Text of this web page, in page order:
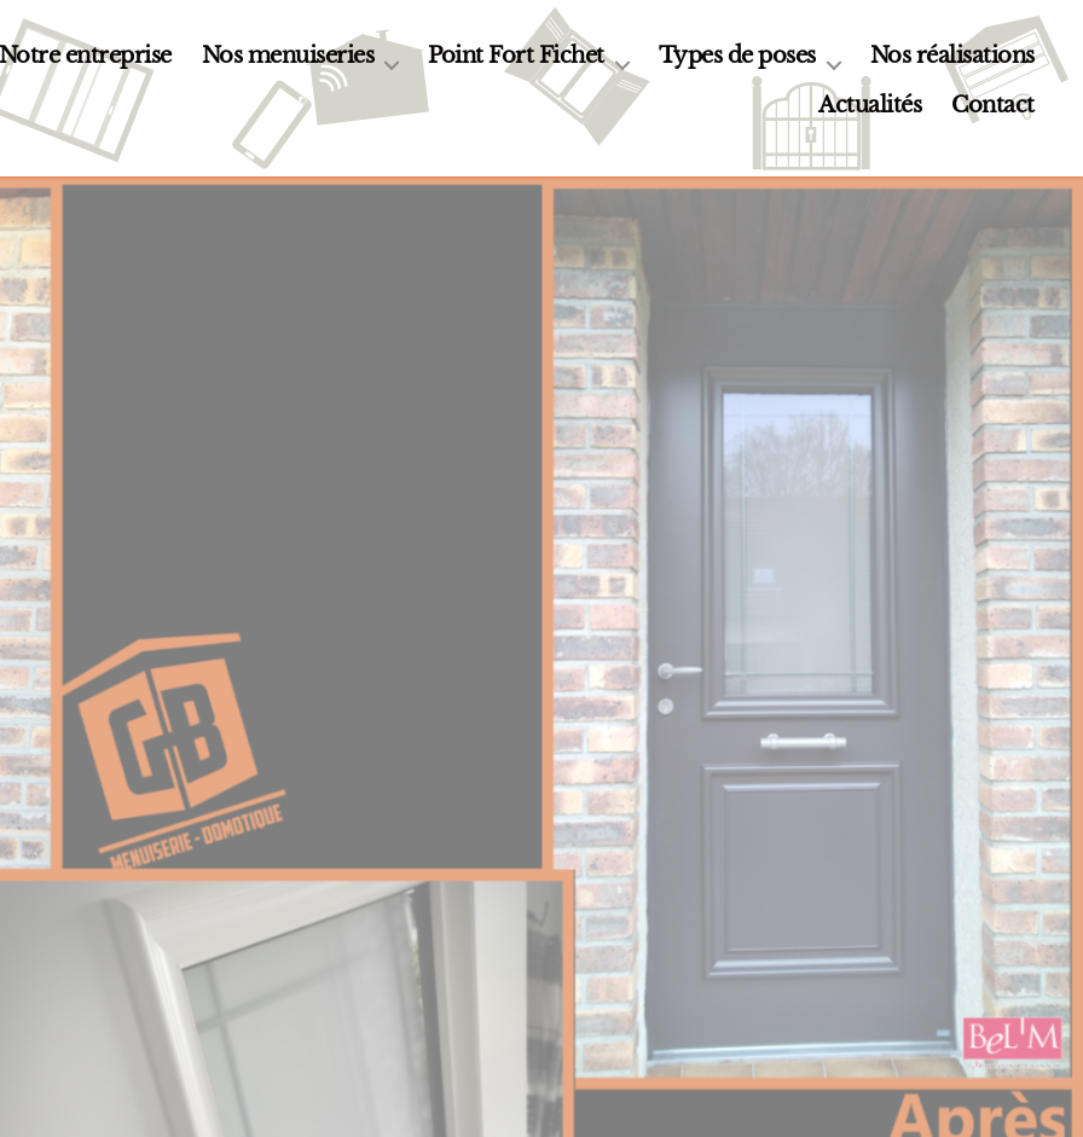
entreprise Nos menuiseries Point Fort Fichet Types de poses
Nos réalisations
Actualités
Contact